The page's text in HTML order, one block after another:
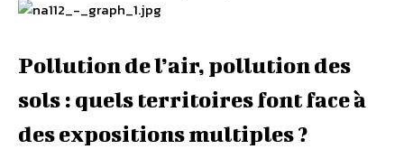
Pollution de l’air, pollution des
sols : quels territoires font face à
des expositions multiples ?